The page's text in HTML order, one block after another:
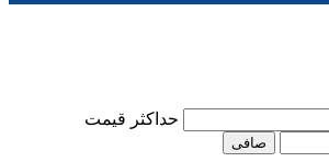
حداكثر قيمت
صافی